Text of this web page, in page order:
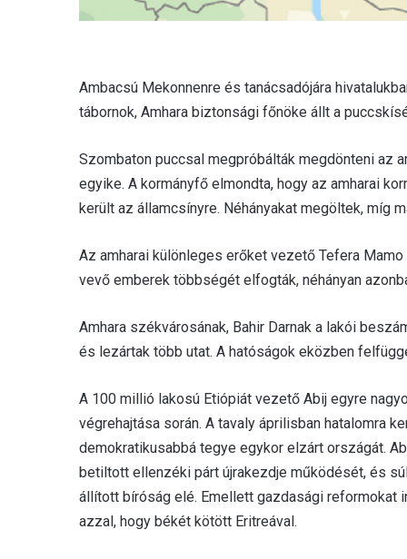
Ambacsú Mekonnenre és tanácsadójára
tábornok, Amhara biztonsági főnöke állt a
Szombaton puccsal megpróbálták megdönteni az
egyike. A kormányfő elmondta, hogy az amharai
került az államcsínyre. Néhányakat megöltek,
Az amharai különleges erőket vezető Tefera
vevő emberek többségét elfogták, néhányan
Amhara székvárosának, Bahir Darnak a lakói
és lezártak több utat. A hatóságok eközben
A 100 millió lakosú Etiópiát vezető Abij egyre
végrehajtása során. A tavaly áprilisban hatalomra
demokratikusabbá tegye egykor elzárt országát.
betiltott ellenzéki párt újrakezdje működését, és
állított bíróság elé. Emellett gazdasági
azzal, hogy békét kötött Eritreával.